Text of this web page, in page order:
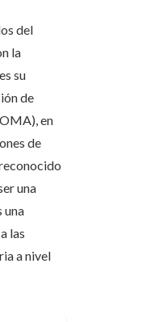
del
la
su
de
en
de
una
una
las
a nivel